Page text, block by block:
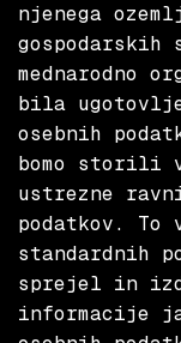
njenega
mednarodno
bila
osebnih
bomo storili
ustrezne
podatkov. To
standardnih
sprejel in
informacije